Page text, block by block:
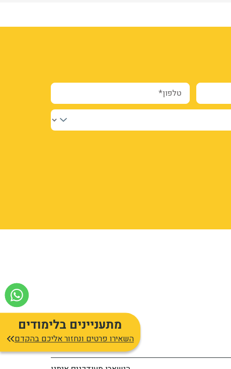
טלפון*
מתעניינים בלימודים
השאירו פרטים ונחזור אליכם בהקדם